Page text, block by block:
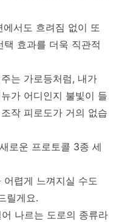
서도 흐려짐 없이 또
효과를 더욱 직관적
는 가로등처럼, 내가
가 어디인지 불빛이 들
작 피로도가 거의 없습
로운 프로토콜 3종 세
렵게 느껴지실 수도
릴게요.
나르는 도로의 종류라